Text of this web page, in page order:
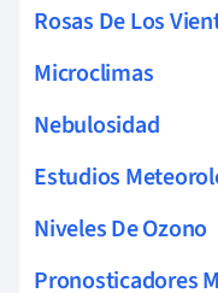
Rosas De Los
Microclimas
Nebulosidad
Estudios
Niveles De Ozono
Pronosticadores